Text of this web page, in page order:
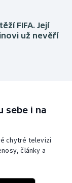
FIFA. Její
už nevěří
sebe i na
chytré televizi
články a